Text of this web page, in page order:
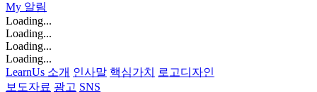
My 알림
Loading...
Loading...
Loading...
Loading...
LearnUs 소개 인사말 핵심가치
로고디자인
보도자료 광고 SNS